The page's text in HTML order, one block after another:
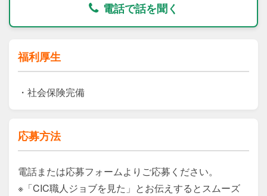
電話で話を聞く
福利厚生
・社会保険完備
応募方法
電話または応募フォームよりご応募ください。
※「CIC職人ジョブを見た」とお伝えするとスムーズ